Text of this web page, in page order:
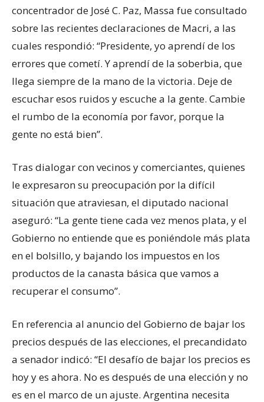
concentrador de José C. Paz, Massa fue consultado
sobre las recientes declaraciones de Macri, a las
cuales respondió: “Presidente, yo aprendí de los
errores que cometí. Y aprendí de la soberbia, que
llega siempre de la mano de la victoria. Deje de
escuchar esos ruidos y escuche a la gente. Cambie
el rumbo de la economía por favor, porque la
gente no está bien”.
Tras dialogar con vecinos y comerciantes, quienes
le expresaron su preocupación por la difícil
situación que atraviesan, el diputado nacional
aseguró: “La gente tiene cada vez menos plata, y el
Gobierno no entiende que es poniéndole más plata
en el bolsillo, y bajando los impuestos en los
productos de la canasta básica que vamos a
recuperar el consumo”.
En referencia al anuncio del Gobierno de bajar los
precios después de las elecciones, el precandidato
a senador indicó: “El desafío de bajar los precios es
hoy y es ahora. No es después de una elección y no
es en el marco de un ajuste. Argentina necesita